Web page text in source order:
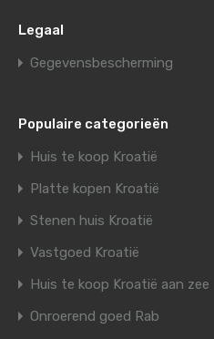
Legaal
Gegevensbescherming
Populaire categorieën
Huis te koop Kroatië
Platte kopen Kroatië
Stenen huis Kroatië
Vastgoed Kroatië
Huis te koop Kroatië aan zee
Onroerend goed Rab